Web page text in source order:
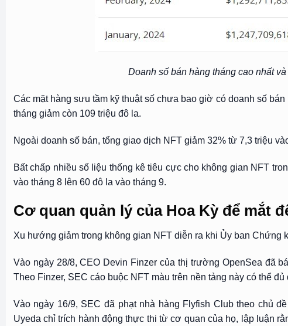
Doanh số bán hàng tháng cao nhất
Các mặt hàng sưu tầm kỹ thuật số chưa bao giờ có doanh số
tháng giảm còn 109 triệu đô la.
Ngoài doanh số bán, tổng giao dịch NFT giảm 32% từ 7,3 triệu
Bất chấp nhiều số liệu thống kê tiêu cực cho không gian NFT
vào tháng 8 lên 60 đô la vào tháng 9.
Cơ quan quản lý của Hoa Kỳ để mắt
Xu hướng giảm trong không gian NFT diễn ra khi Ủy ban Chứng
Vào ngày 28/8, CEO Devin Finzer của thị trường OpenSea đã
Theo Finzer, SEC cáo buộc NFT màu trên nền tảng này có thể
Vào ngày 16/9, SEC đã phạt nhà hàng Flyfish Club theo chủ
Uyeda chỉ trích hành động thực thi từ cơ quan của họ, lập luận